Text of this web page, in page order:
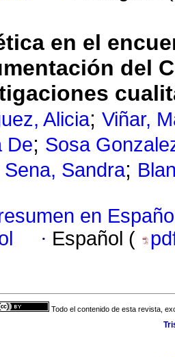
en el
del
Alicia; Viñar,
De; Sosa
Sena, Sandra;
en
· Español (
Todo el contenido de esta revista,